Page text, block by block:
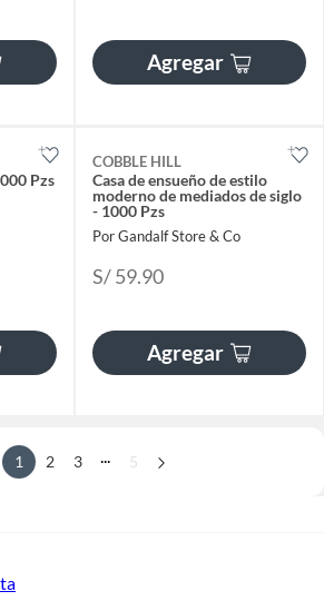
Agregar
Pzs
COBBLE HILL
Casa de ensueño de estilo
moderno de mediados de siglo
- 1000 Pzs
Por Gandalf Store & Co
S/ 59.90
Agregar
1 2 3 ... 5